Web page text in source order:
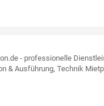
- professionelle
& Ausführung, Technik